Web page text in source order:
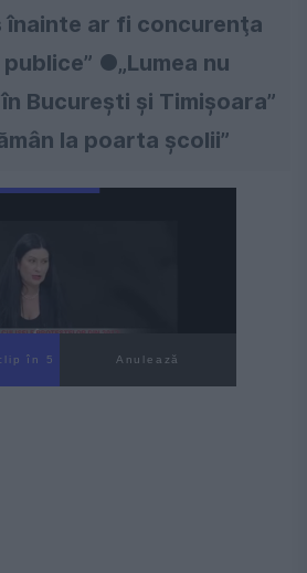
înainte ar fi concurenţa
●„Lumea nu
Bucureşti şi Timişoara”
la poarta şcolii”
în 4 Anulează